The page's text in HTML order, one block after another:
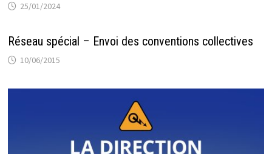
25/01/2024
Réseau spécial – Envoi des conventions collectives
10/06/2015